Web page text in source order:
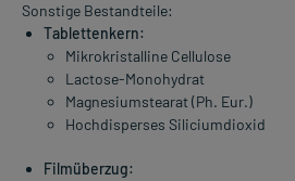
Sonstige Bestandteile:
Tablettenkern:
Mikrokristalline Cellulose
Lactose-Monohydrat
Magnesiumstearat (Ph. Eur.)
Hochdisperses Siliciumdioxid
Filmüberzug: